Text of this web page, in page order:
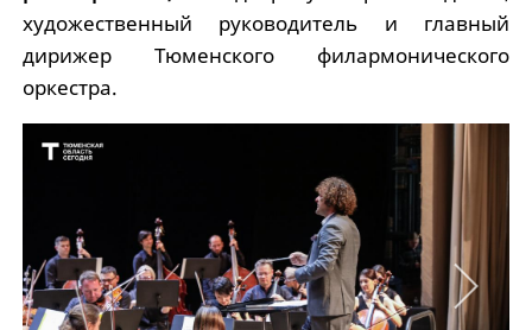
художественный руководитель и главный
дирижер Тюменского филармонического
оркестра.